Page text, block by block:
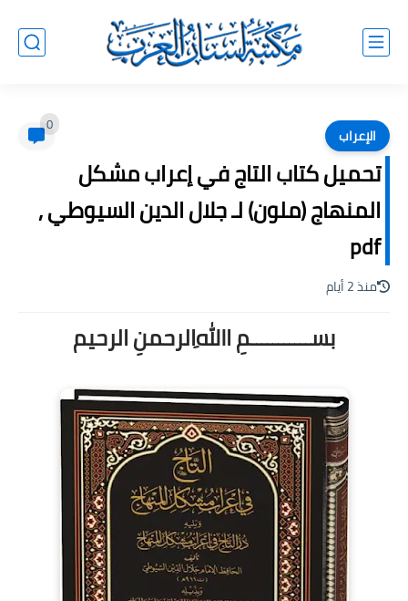
الإعراب 0
تحميل كتاب التاج في إعراب مشكل
المنهاج (ملون) لـ جلال الدين السيوطي ,
pdf
منذ 2 أيام
بســـــــــــمِ اﷲِالرحمنِ الرحيم